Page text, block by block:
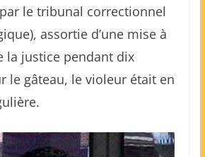
le tribunal correctionnel
assortie d’une mise à
la justice pendant dix
le gâteau, le violeur était en